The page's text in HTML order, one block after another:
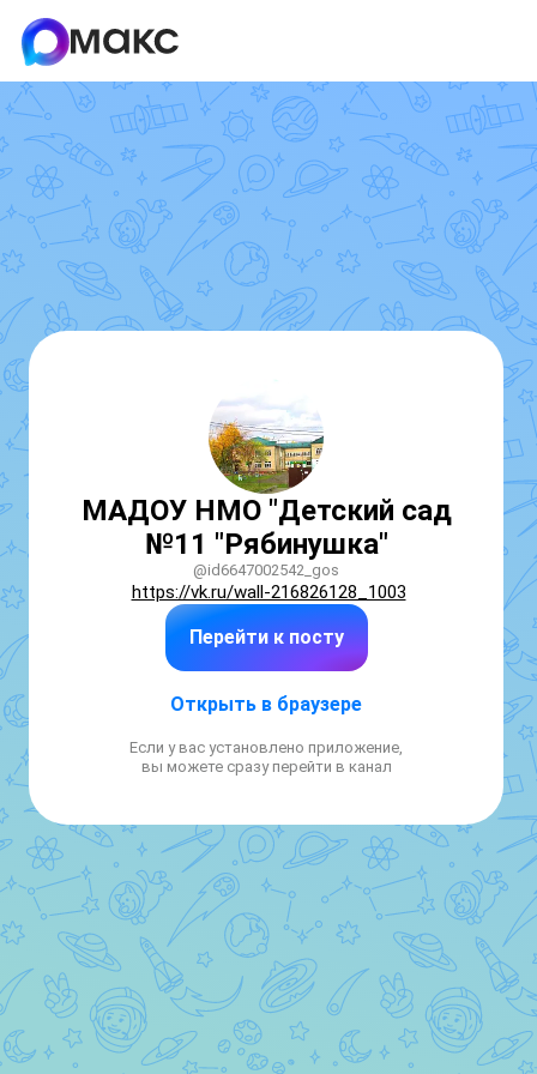
МАДОУ НМО "Детский сад
№11 "Рябинушка"
@id6647002542_gos
https://vk.ru/wall-216826128_1003
Перейти к посту
Открыть в браузере
Если у вас установлено приложение,
вы можете сразу перейти в канал